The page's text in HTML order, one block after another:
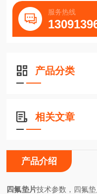
服务热线
产品分类
相关文章
产品介绍
四氟垫片技术参数，四氟